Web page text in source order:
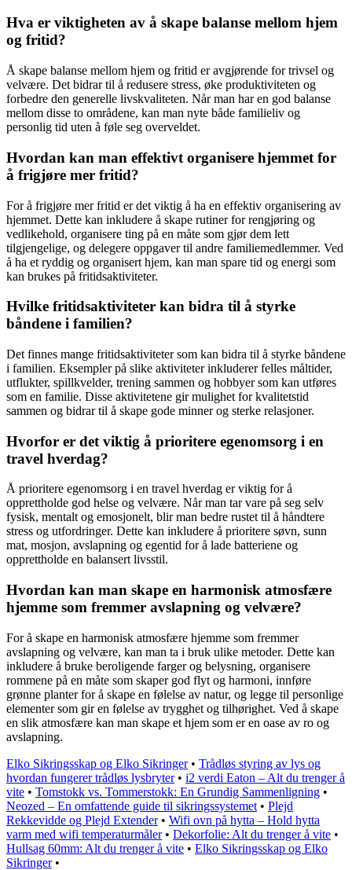
Hva er viktigheten av å skape balanse mellom hjem
og fritid?
Å skape balanse mellom hjem og fritid er avgjørende for trivsel og
velvære. Det bidrar til å redusere stress, øke produktiviteten og
forbedre den generelle livskvaliteten. Når man har en god balanse
mellom disse to områdene, kan man nyte både familieliv og
personlig tid uten å føle seg overveldet.
Hvordan kan man effektivt organisere hjemmet for
å frigjøre mer fritid?
For å frigjøre mer fritid er det viktig å ha en effektiv organisering av
hjemmet. Dette kan inkludere å skape rutiner for rengjøring og
vedlikehold, organisere ting på en måte som gjør dem lett
tilgjengelige, og delegere oppgaver til andre familiemedlemmer. Ved
å ha et ryddig og organisert hjem, kan man spare tid og energi som
kan brukes på fritidsaktiviteter.
Hvilke fritidsaktiviteter kan bidra til å styrke
båndene i familien?
Det finnes mange fritidsaktiviteter som kan bidra til å styrke båndene
i familien. Eksempler på slike aktiviteter inkluderer felles måltider,
utflukter, spillkvelder, trening sammen og hobbyer som kan utføres
som en familie. Disse aktivitetene gir mulighet for kvalitetstid
sammen og bidrar til å skape gode minner og sterke relasjoner.
Hvorfor er det viktig å prioritere egenomsorg i en
travel hverdag?
Å prioritere egenomsorg i en travel hverdag er viktig for å
opprettholde god helse og velvære. Når man tar vare på seg selv
fysisk, mentalt og emosjonelt, blir man bedre rustet til å håndtere
stress og utfordringer. Dette kan inkludere å prioritere søvn, sunn
mat, mosjon, avslapning og egentid for å lade batteriene og
opprettholde en balansert livsstil.
Hvordan kan man skape en harmonisk atmosfære
hjemme som fremmer avslapning og velvære?
For å skape en harmonisk atmosfære hjemme som fremmer
avslapning og velvære, kan man ta i bruk ulike metoder. Dette kan
inkludere å bruke beroligende farger og belysning, organisere
rommene på en måte som skaper god flyt og harmoni, innføre
grønne planter for å skape en følelse av natur, og legge til personlige
elementer som gir en følelse av trygghet og tilhørighet. Ved å skape
en slik atmosfære kan man skape et hjem som er en oase av ro og
avslapning.
Elko Sikringsskap og Elko Sikringer• Trådløs styring av lys og
hvordan fungerer trådløs lysbryter• i2 verdi Eaton – Alt du trenger å
vite • Tomstokk vs. Tommerstokk: En Grundig Sammenligning •
Neozed – En omfattende guide til sikringssystemet • Plejd
Rekkevidde og Plejd Extender• Wifi ovn på hytta – Hold hytta
varm med wifi temperaturmåler• Dekorfolie: Alt du trenger å vite •
Hullsag 60mm: Alt du trenger å vite • Elko Sikringsskap og Elko
Sikringer•